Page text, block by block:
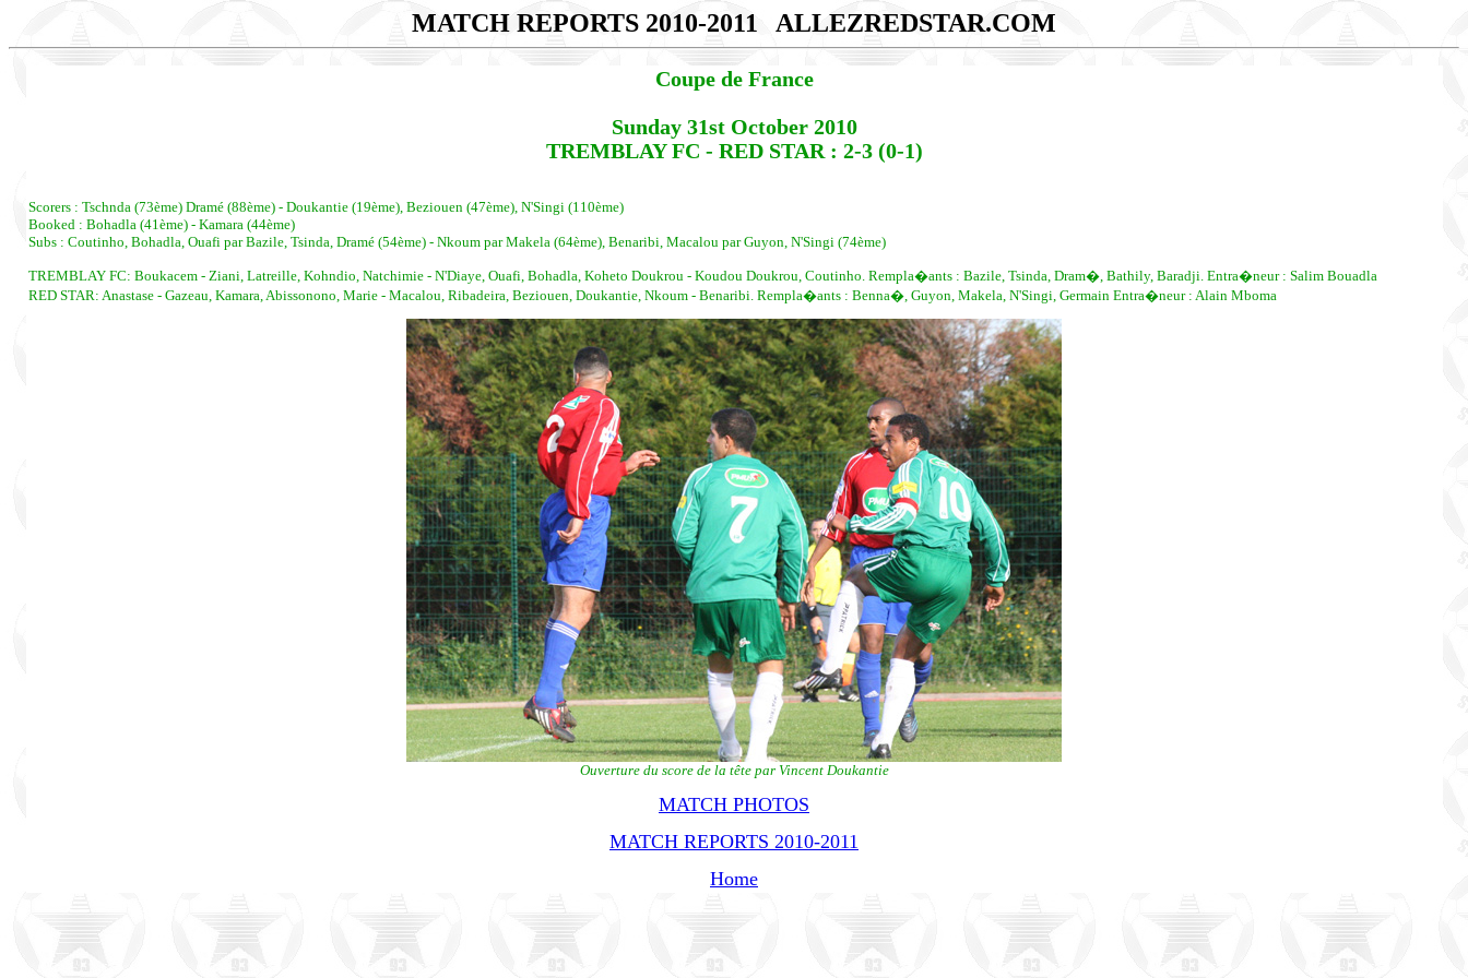
MATCH REPORTS 2010-2011 ALLEZREDSTAR.COM
Coupe de France
Sunday 31st October 2010
TREMBLAY FC - RED STAR : 2-3 (0-1)
Scorers : Tschnda (73ème) Dramé (88ème) - Doukantie (19ème), Beziouen (47ème), N'Singi (110ème)
Booked : Bohadla (41ème) - Kamara (44ème)
Subs : Coutinho, Bohadla, Ouafi par Bazile, Tsinda, Dramé (54ème) - Nkoum par Makela (64ème), Benaribi, Macalou par Guyon, N'Singi (74ème)
TREMBLAY FC: Boukacem - Ziani, Latreille, Kohndio, Natchimie - N'Diaye, Ouafi, Bohadla, Koheto Doukrou - Koudou Doukrou, Coutinho. Rempla�ants : Bazile, Tsinda, Dram�, Bathily, Baradji. Entra�neur : Salim Bouadla
RED STAR: Anastase - Gazeau, Kamara, Abissonono, Marie - Macalou, Ribadeira, Beziouen, Doukantie, Nkoum - Benaribi. Rempla�ants : Benna�, Guyon, Makela, N'Singi, Germain Entra�neur : Alain Mboma
Ouverture du score de la tête par Vincent Doukantie
MATCH PHOTOS
MATCH REPORTS 2010-2011
Home